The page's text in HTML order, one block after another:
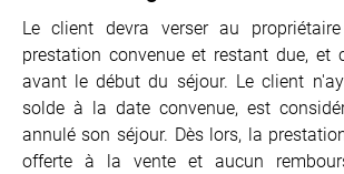
Le client devra verser au
prestation convenue et restant due, et
avant le début du séjour. Le client
solde à la date convenue, est
annulé son séjour. Dès lors, la
offerte à la vente et aucun